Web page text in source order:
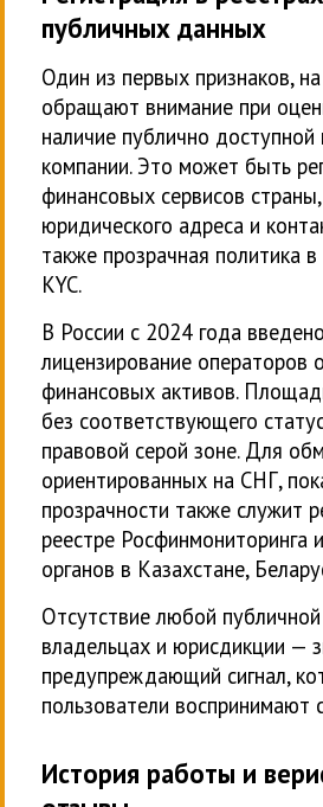
публичных данных
Один из первых признаков,
обращают внимание при
наличие публично
компании. Это может быть
финансовых сервисов
юридического адреса и
также прозрачная политика
KYC.
В России с 2024 года
лицензирование
финансовых активов.
без соответствующего
правовой серой зоне. Для
ориентированных на СНГ,
прозрачности также служит
реестре Росфинмониторинга
органов в Казахстане,
Отсутствие любой
владельцах и юрисдикции —
предупреждающий сигнал,
пользователи воспринимают
История работы и